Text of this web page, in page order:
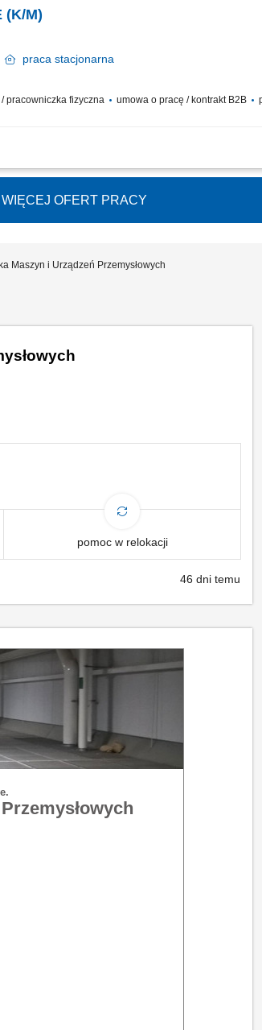
(K/M)
praca stacjonarna
pracowniczka fizyczna umowa o pracę / kontrakt B2B
Przeprowadzanie przeglądów
OFERT PRACY
Maszyn i Urządzeń Przemysłowych
pomoc w relokacji
46 dni temu